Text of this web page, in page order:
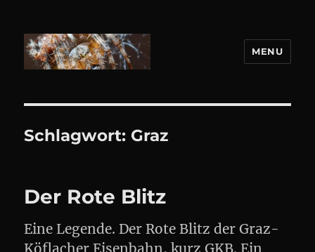
MENU
Schlagwort: Graz
Der Rote Blitz
Eine Legende. Der Rote Blitz der Graz-
Köflacher Eisenbahn, kurz GKB. Ein